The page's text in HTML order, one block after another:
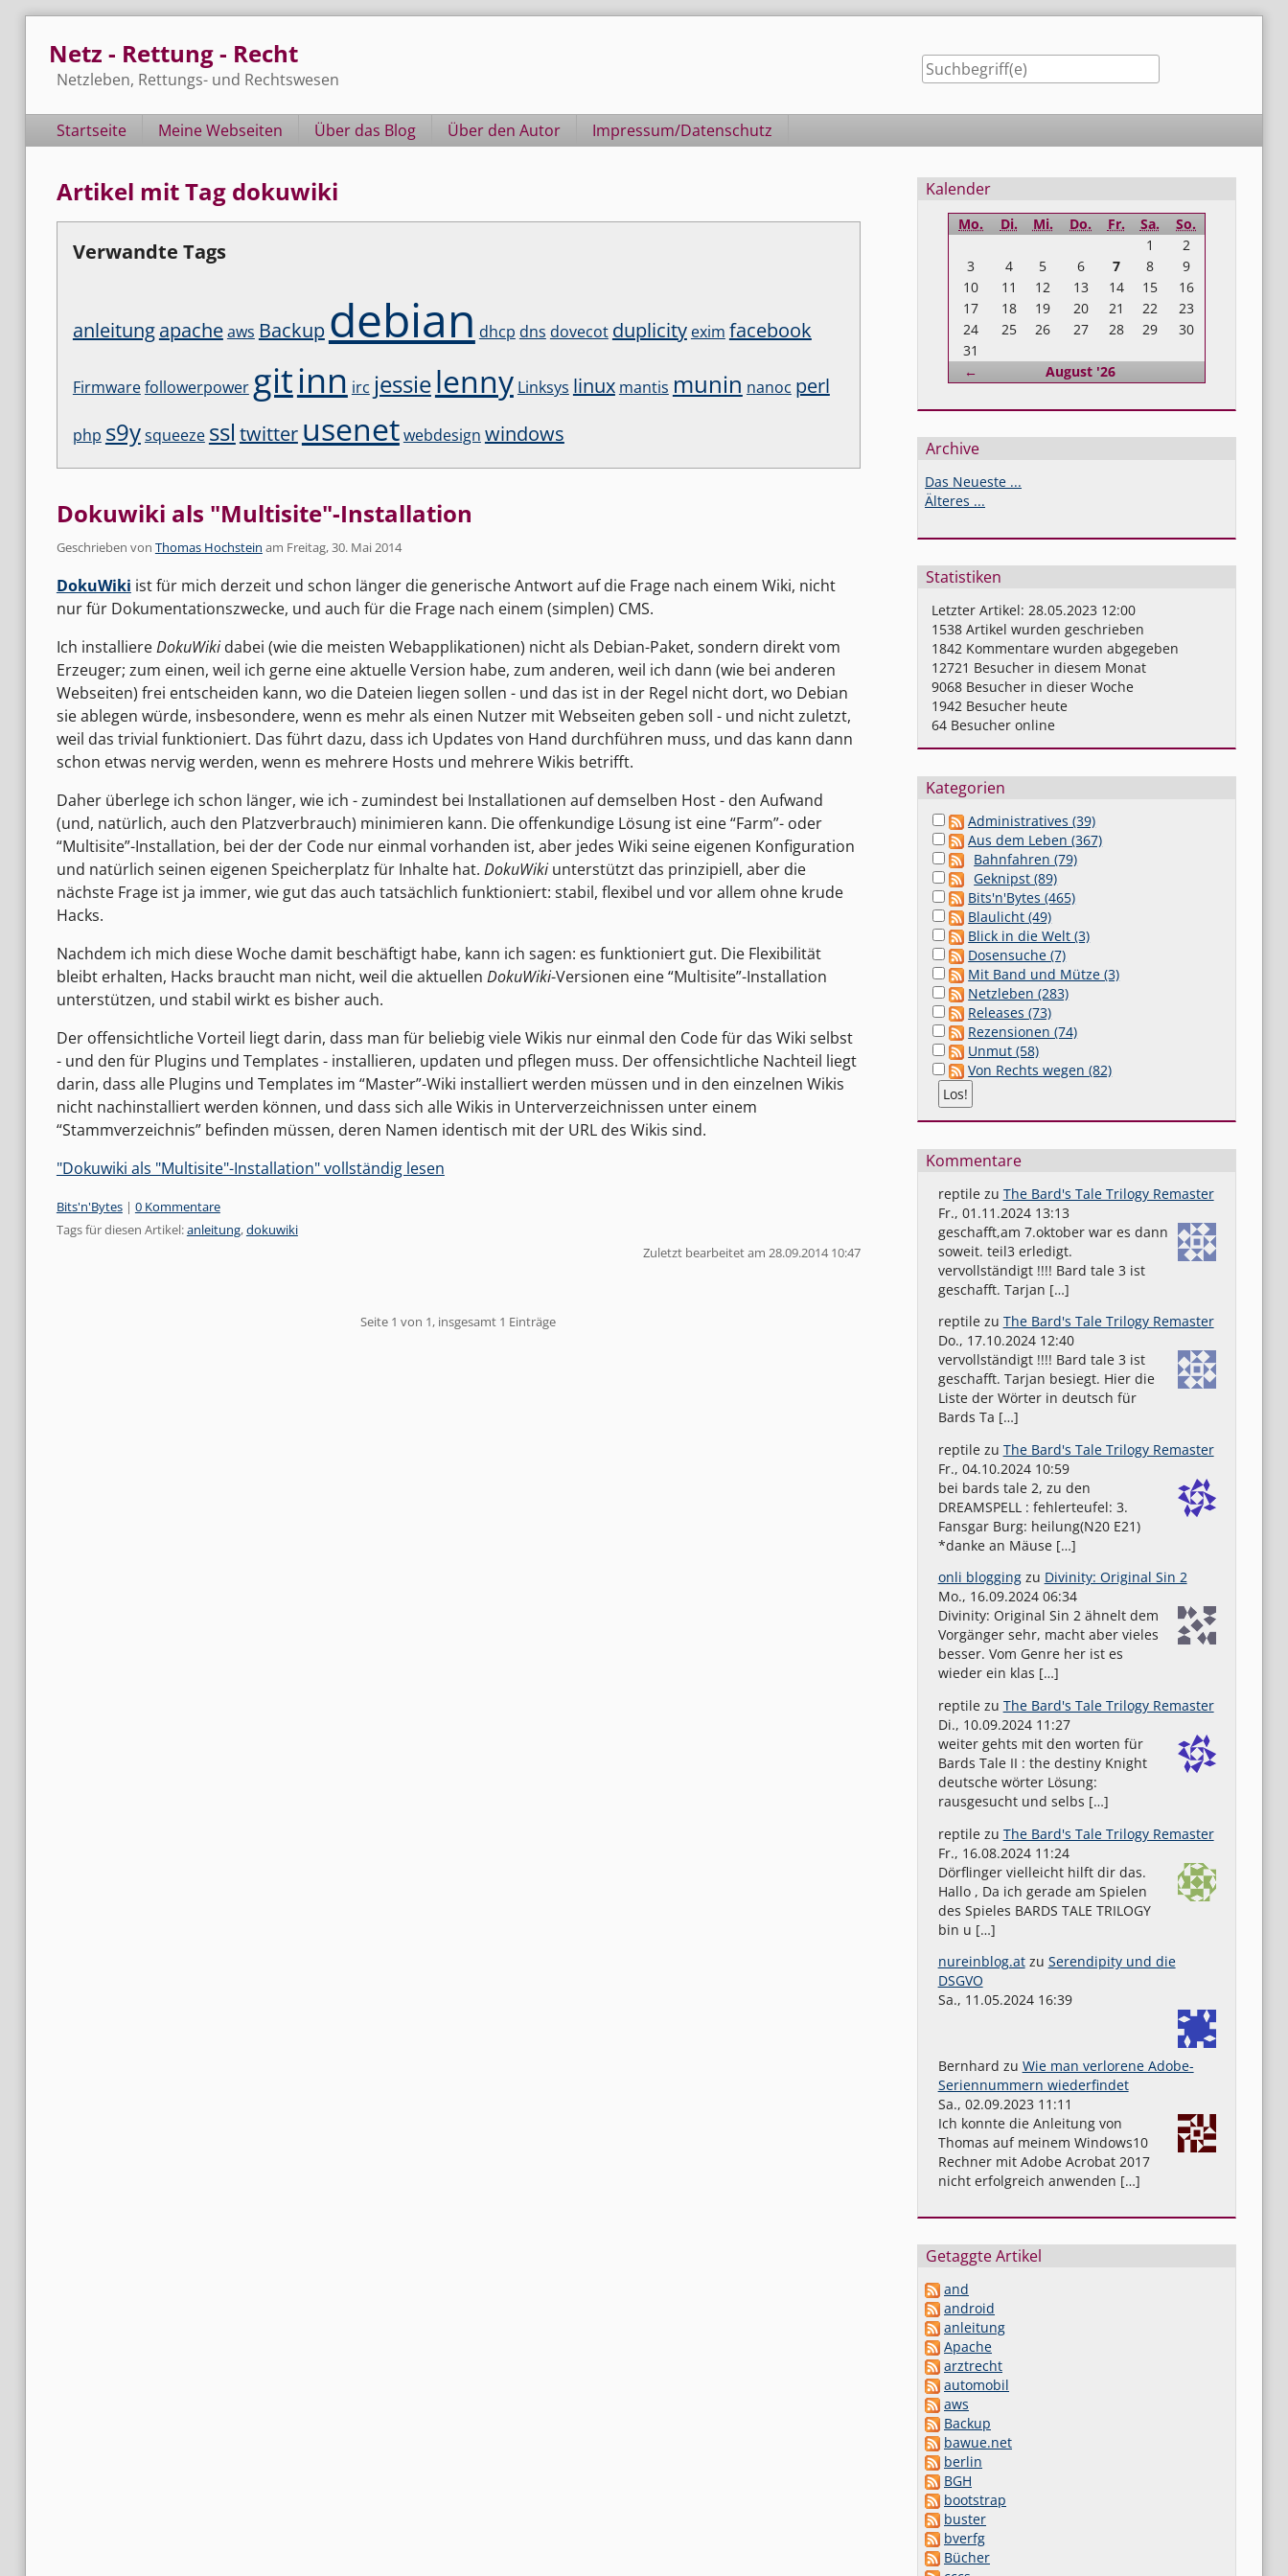
Netz - Rettung - Recht
Netzleben, Rettungs- und Rechtswesen
Navigation
Startseite Meine Webseiten Über das Blog Über den Autor Impressum/Datenschutz
Artikel mit Tag dokuwiki
Verwandte Tags
anleitungapacheaws Backup debian dhcp dns dovecot duplicity exim facebook
Firmwarefollowerpower gitinn irc jessielenny Linksys linux mantis munin nanoc perl
php s9ysqueeze ssl twitter usenetwebdesign windows
Dokuwiki als "Multisite"-Installation
Geschrieben von Thomas Hochstein am Freitag, 30. Mai 2014
DokuWiki ist für mich derzeit und schon länger die generische Antwort auf die Frage nach einem Wiki, nicht
nur für Dokumentationszwecke, und auch für die Frage nach einem (simplen) CMS.
Ich installiereDokuWikidabei (wie die meisten Webapplikationen) nicht als Debian-Paket, sondern direkt vom
Erzeuger; zum einen, weil ich gerne eine aktuelle Version habe, zum anderen, weil ich dann (wie bei anderen
Webseiten) frei entscheiden kann, wo die Dateien liegen sollen - und das ist in der Regel nicht dort, wo Debian
sie ablegen würde, insbesondere, wenn es mehr als einen Nutzer mit Webseiten geben soll - und nicht zuletzt,
weil das trivial funktioniert. Das führt dazu, dass ich Updates von Hand durchführen muss, und das kann dann
schon etwas nervig werden, wenn es mehrere Hosts und mehrere Wikis betrifft.
Daher überlege ich schon länger, wie ich - zumindest bei Installationen auf demselben Host - den Aufwand
(und, natürlich, auch den Platzverbrauch) minimieren kann. Die offenkundige Lösung ist eine “Farm”- oder
“Multisite”-Installation, bei der der Code nur einmal vorhanden ist, aber jedes Wiki seine eigenen Konfiguration
und natürlich seinen eigenen Speicherplatz für Inhalte hat. DokuWikiunterstützt das prinzipiell, aber die
nächste Frage ist ja immer, wie gut das auch tatsächlich funktioniert: stabil, flexibel und vor allem ohne krude
Hacks.
Nachdem ich mich diese Woche damit beschäftigt habe, kann ich sagen: es funktioniert gut. Die Flexibilität
bleibt erhalten, Hacks braucht man nicht, weil die aktuellen DokuWiki-Versionen eine “Multisite”-Installation
unterstützen, und stabil wirkt es bisher auch.
Der offensichtliche Vorteil liegt darin, dass man für beliebig viele Wikis nur einmal den Code für das Wiki selbst
- und den für Plugins und Templates - installieren, updaten und pflegen muss. Der offensichtliche Nachteil liegt
darin, dass alle Plugins und Templates im “Master”-Wiki installiert werden müssen und in den einzelnen Wikis
nicht nachinstalliert werden können, und dass sich alle Wikis in Unterverzeichnissen unter einem
“Stammverzeichnis” befinden müssen, deren Namen identisch mit der URL des Wikis sind.
"Dokuwiki als "Multisite"-Installation" vollständig lesen
Kategorien:
Bits'n'Bytes| 0 Kommentare
Tags für diesen Artikel:anleitung,dokuwiki
Zuletzt bearbeitet am 28.09.2014 10:47
Seite 1 von 1, insgesamt 1 Einträge
Seitenleiste
Kalender
Mo. Di. Mi. Do. Fr. Sa. So.
← August '26
1
2
3
4 5 6 7 8
9
10
11 12 13 14 15
16
17
18 19 20 21 22
23
24
25 26 27 28 29
30
31
Archive
Das Neueste ...
Älteres ...
Statistiken
Letzter Artikel: 28.05.2023 12:00
1538Artikel wurden geschrieben
1842Kommentare wurden abgegeben
12721 Besucher in diesem Monat
9068Besucher in dieser Woche
1942Besucher heute
64Besucher online
Kategorien
Administratives (39)
Aus dem Leben (367)
Bahnfahren (79)
Geknipst (89)
Bits'n'Bytes (465)
Blaulicht (49)
Blick in die Welt (3)
Dosensuche (7)
Mit Band und Mütze (3)
Netzleben (283)
Releases (73)
Rezensionen (74)
Unmut (58)
Von Rechts wegen (82)
Kommentare
reptilezu The Bard's Tale Trilogy Remaster
Fr., 01.11.2024 13:13
geschafft,am 7.oktober war es dann
soweit. teil3 erledigt.
vervollständigt !!!! Bard tale 3 ist
geschafft. Tarjan […]
reptilezu The Bard's Tale Trilogy Remaster
Do., 17.10.2024 12:40
vervollständigt !!!! Bard tale 3 ist
geschafft. Tarjan besiegt. Hier die
Liste der Wörter in deutsch für
Bards Ta […]
reptilezu The Bard's Tale Trilogy Remaster
Fr., 04.10.2024 10:59
bei bards tale 2, zu den
DREAMSPELL : fehlerteufel: 3.
Fansgar Burg: heilung(N20 E21)
*danke an Mäuse […]
onli bloggingzu Divinity: Original Sin 2
Mo., 16.09.2024 06:34
Divinity: Original Sin 2 ähnelt dem
Vorgänger sehr, macht aber vieles
besser. Vom Genre her ist es
wieder ein klas […]
reptilezu The Bard's Tale Trilogy Remaster
Di., 10.09.2024 11:27
weiter gehts mit den worten für
Bards Tale II : the destiny Knight
deutsche wörter Lösung:
rausgesucht und selbs […]
reptilezu The Bard's Tale Trilogy Remaster
Fr., 16.08.2024 11:24
Dörflinger vielleicht hilft dir das.
Hallo , Da ich gerade am Spielen
des Spieles BARDS TALE TRILOGY
bin u […]
nureinblog.atzu Serendipity und die
DSGVO
Sa., 11.05.2024 16:39
Bernhard zu Wie man verlorene Adobe-
Seriennummern wiederfindet
Sa., 02.09.2023 11:11
Ich konnte die Anleitung von
Thomas auf meinem Windows10
Rechner mit Adobe Acrobat 2017
nicht erfolgreich anwenden […]
Getaggte Artikel
and
android
anleitung
Apache
arztrecht
automobil
aws
Backup
bawue.net
berlin
BGH
bootstrap
buster
bverfg
Bücher